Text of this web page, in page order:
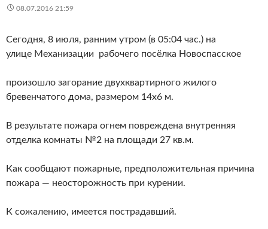
08.07.2016 21:59
Сегодня, 8 июля, ранним утром (в 05:04 час.) на
улице Механизации рабочего посёлка Новоспасское
произошло загорание двухквартирного жилого
бревенчатого дома, размером 14х6 м.
В результате пожара огнем повреждена внутренняя
отделка комнаты №2 на площади 27 кв.м.
Как сообщают пожарные, предположительная причина
пожара — неосторожность при курении.
К сожалению, имеется пострадавший.